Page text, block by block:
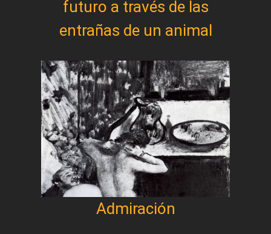
futuro a través de las
entrañas de un animal
Admiración